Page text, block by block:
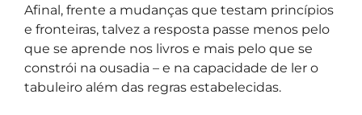
Afinal, frente a mudanças que testam princípios
e fronteiras, talvez a resposta passe menos pelo
que se aprende nos livros e mais pelo que se
constrói na ousadia – e na capacidade de ler o
tabuleiro além das regras estabelecidas.